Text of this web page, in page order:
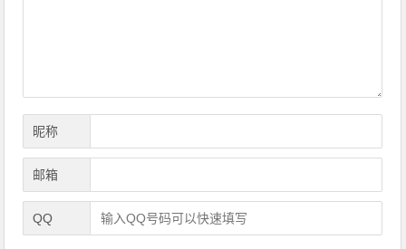
昵称
邮箱
QQ